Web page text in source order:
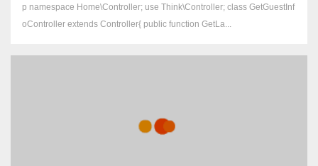
p namespace Home\Controller; use Think\Controller; class GetGuestInf
oController extends Controller{ public function GetLa...